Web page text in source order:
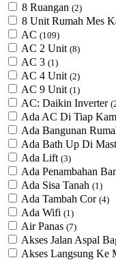
8 Ruangan (2)
8 Unit Rumah Mes
AC (109)
AC 2 Unit (8)
AC 3 (1)
AC 4 Unit (2)
AC 9 Unit (1)
AC: Daikin Inverter
Ada AC Di Tiap
Ada Bangunan
Ada Bath Up Di
Ada Lift (3)
Ada Penambahan
Ada Sisa Tanah (1)
Ada Tambah Cor (4)
Ada Wifi (1)
Air Panas (7)
Akses Jalan Aspal
Akses Langsung Ke